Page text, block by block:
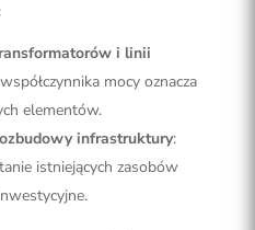
i linii
mocy oznacza
elementów.
infrastruktury:
istniejących zasobów